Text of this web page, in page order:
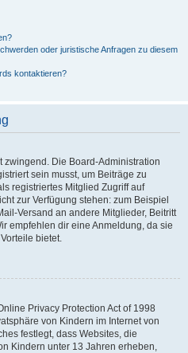
oder juristische Anfragen zu diesem
kontaktieren?
zwingend. Die Board-Administration
sein musst, um Beiträge zu
registriertes Mitglied Zugriff auf
zur Verfügung stehen: zum Beispiel
Versand an andere Mitglieder, Beitritt
empfehlen dir eine Anmeldung, da sie
bietet.
Privacy Protection Act of 1998
von Kindern im Internet von
festlegt, dass Websites, die
Kindern unter 13 Jahren erheben,